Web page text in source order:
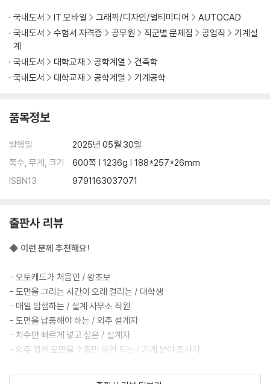
06 바로 시공할 수 있게 도면 완성하기
06-1 단면도에 실 이름, 바닥 레벨 [글자] 쓰기
06-2 직접 만들 수 있도록 부품 도면에 [치수] 넣기
[캐드 고수의 비밀 05] 주택 평면도에서 문자 크기만 바꾸기
[캐드 고수의 비밀 06] 확대해도 깨지지 않는 고화질 JPG로 출력하기
둘째마당
단 하나의 명령어에 당신의 밤샘이 걸려 있다!
07-1 벽체 선 2개를 한번에 그리는 비법
07-2 문, 가구 넣을 땐 만능 명령어 [정렬]을 기억하세요!
07-3 [배열]로 책상 세트 배치하고 주차장 경사로 표시하기
07-4 구불구불한 길을 일정 간격으로 [분할]하고 [끊기]
[연습만이 살길!] [경로 배열] 기능으로 길을 따라 가로수 배열하기
08 도면이 수십 개일 때 필요한 도면과 도면 사이 연결 고리
08-1 [외부 참조]로 모든 프로젝트의 0번 도면, 도면의 틀 넣기
08-3 [자르기(CLIP)]로 대형 프로젝트의 일부만 보여 주기
국내도서 IT 모바일 그래픽/디자인/멀티미디어
AUTOCAD
국내도서
수험서 자격증 공무원 직군별 문제집 공업직
기계설
계
국내도서
대학교재 공학계열
건축학
국내도서
대학교재 공학계열 기계공학
품목정보
발행일
2025년 05월 30일
쪽수, 무게, 크기
600쪽 | 1236g | 188*257*26mm
ISBN13
9791163037071
출판사 리뷰
◆ 이런 분께 추천해요!
- 오토캐드가 처음인 / 왕초보
- 도면을 그리는 시간이 오래 걸리는 / 대학생
- 매일 밤샘하는 / 설계 사무소 직원
- 도면을 납품해야 하는 / 외주 설계자
- 치수만 빠르게 넣고 싶은 / 설계자
- 외주 업체 도면을 수정만 하면 되는 / 기계 분야 종사자
◆ 이 책의 장점